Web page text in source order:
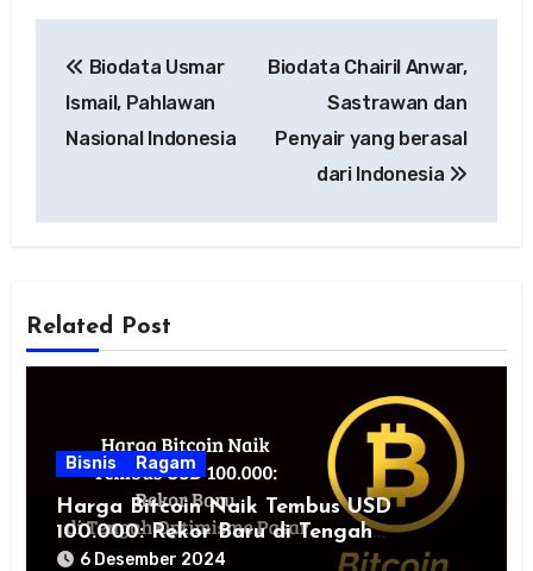
pos
Biodata Usmar
Ismail, Pahlawan
Nasional Indonesia
Biodata Chairil Anwar,
Sastrawan dan
Penyair yang berasal
dari Indonesia
Related Post
Bisnis Ragam
Harga Bitcoin Naik Tembus USD
100.000: Rekor Baru di Tengah
Optimisme Pasar
6 Desember 2024